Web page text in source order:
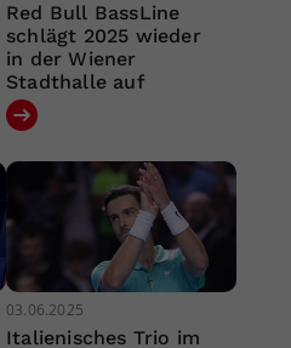
Red Bull BassLine
schlägt 2025 wieder
in der Wiener
Stadthalle auf
03.06.2025
Italienisches Trio im